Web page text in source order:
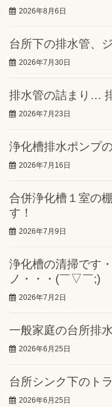
2026年8月6日
台所下の排水管、
2026年7月30日
排水管の詰まり…
2026年7月23日
浄化槽排水ポンプ
2026年7月16日
合併浄化槽１室の
す！
2026年7月9日
浄化槽の清掃です
ノ・・・(￣▽￣;)
2026年7月2日
一般家庭の台所排
2026年6月25日
台所シンク下のト
2026年6月25日